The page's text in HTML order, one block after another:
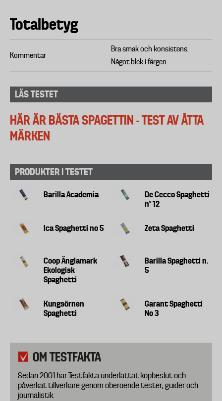
Totalbetyg
Kommentar
Bra smak och konsistens.
Något blek i färgen.
LÄS TESTET
HÄR ÄR BÄSTA SPAGETTIN - TEST AV ÅTTA
MÄRKEN
PRODUKTER I TESTET
Barilla Academia
De Cecco Spaghetti
n° 12
Ica Spaghetti no 5 Zeta Spaghetti
Coop Änglamark
Ekologisk
Spaghetti
Barilla Spaghetti n.
5
Kungsörnen
Spaghetti
Garant Spaghetti
No 3
OM TESTFAKTA
Sedan 2001 har Testfakta underlättat köpbeslut och
påverkat tillverkare genom oberoende tester, guider och
journalistik.